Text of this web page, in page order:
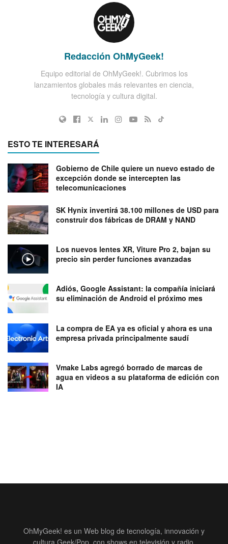
Redacción OhMyGeek!
Equipo editorial de OhMyGeek!. Cubrimos los
lanzamientos globales más relevantes en ciencia,
tecnología y cultura digital.
ESTO TE INTERESARÁ
Gobierno de Chile quiere un nuevo estado de
excepción donde se intercepten las
telecomunicaciones
SK Hynix invertirá 38.100 millones de USD para
construir dos fábricas de DRAM y NAND
Los nuevos lentes XR, Viture Pro 2, bajan su
precio sin perder funciones avanzadas
Adiós, Google Assistant: la compañía iniciará
su eliminación de Android el próximo mes
La compra de EA ya es oficial y ahora es una
empresa privada principalmente saudí
Vmake Labs agregó borrado de marcas de
agua en videos a su plataforma de edición con
IA
OhMyGeek! es un Web blog de tecnología, innovación y
cultura Geek/Pop, con shows en televisión y radio.